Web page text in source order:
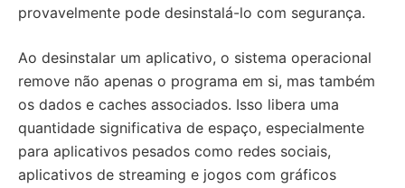
provavelmente pode desinstalá-lo com segurança.
Ao desinstalar um aplicativo, o sistema operacional
remove não apenas o programa em si, mas também
os dados e caches associados. Isso libera uma
quantidade significativa de espaço, especialmente
para aplicativos pesados como redes sociais,
aplicativos de streaming e jogos com gráficos